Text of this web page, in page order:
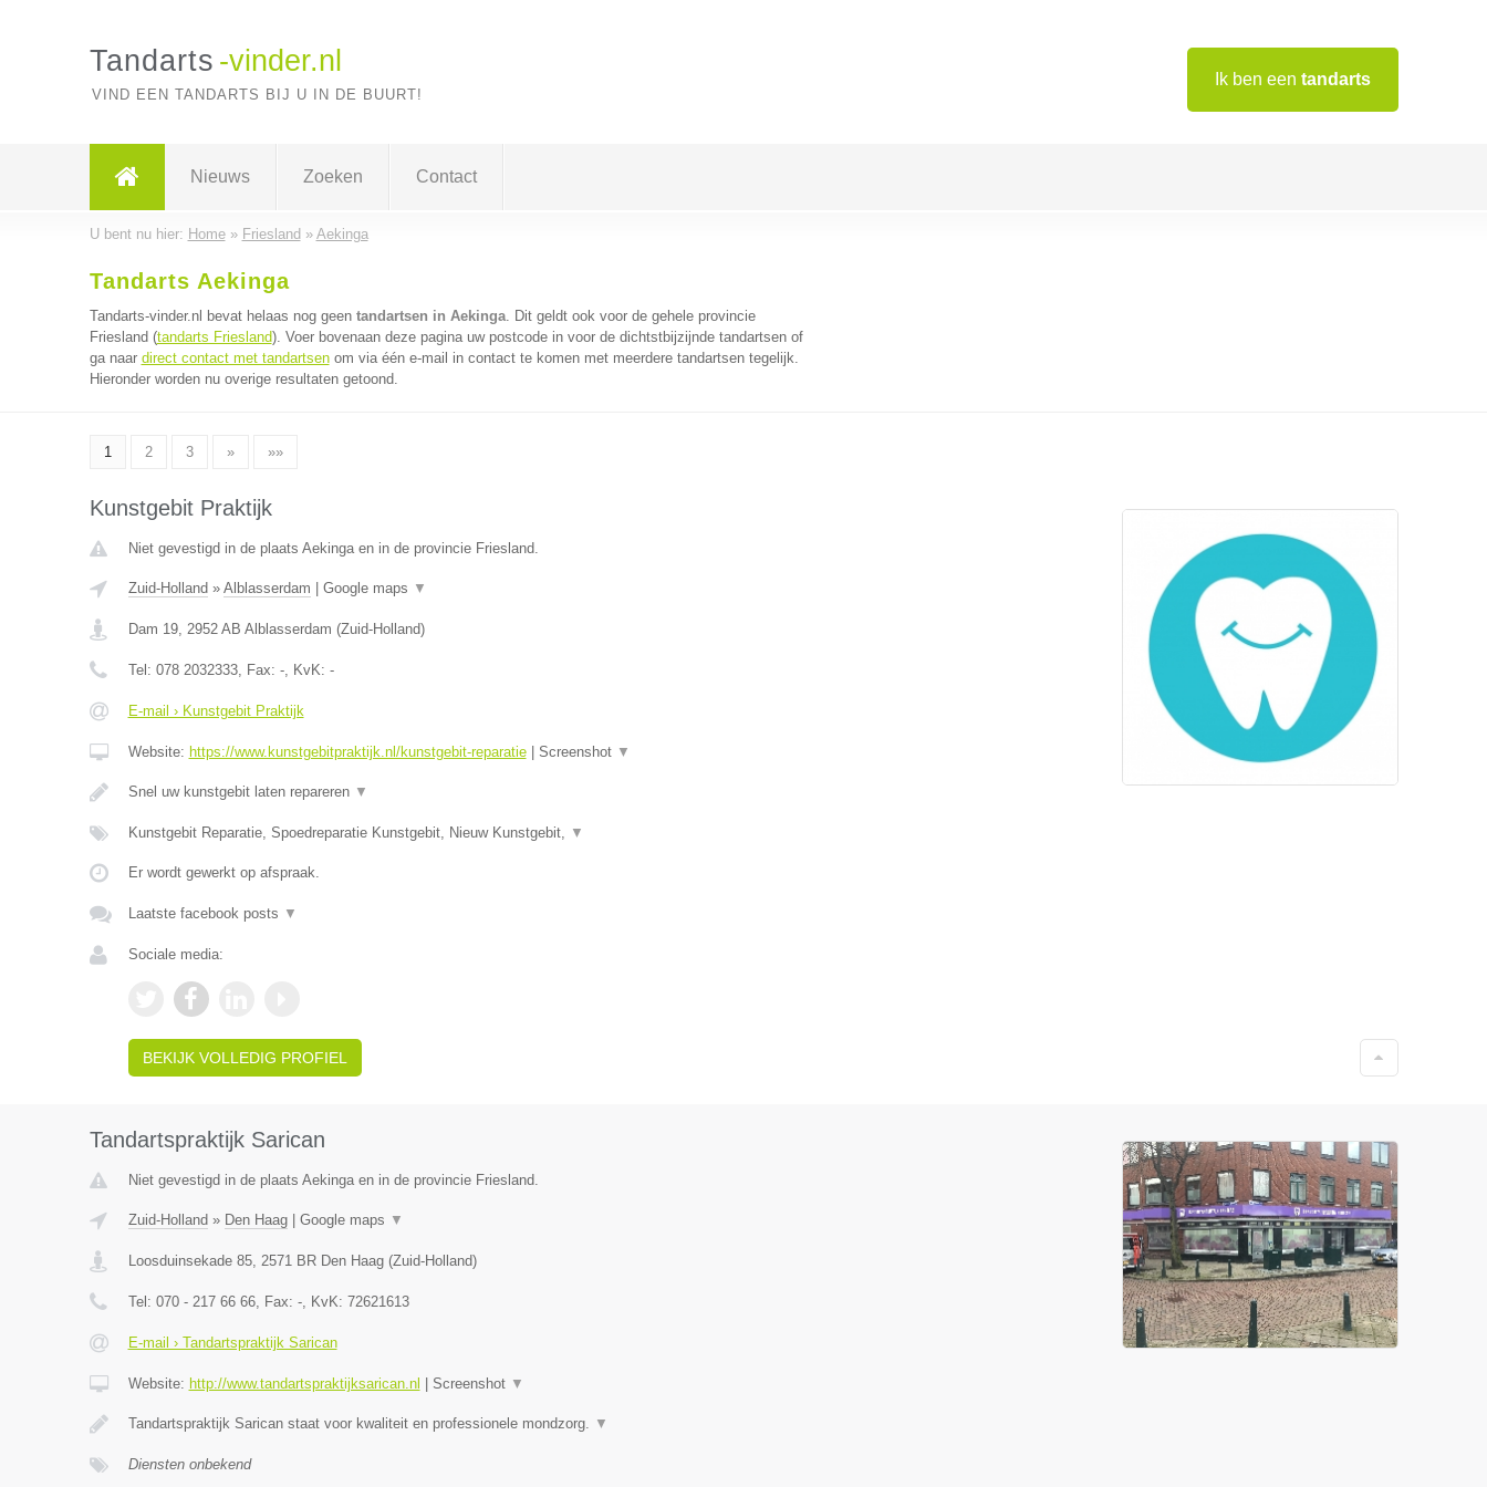
Ik ben een tandarts
Tandarts -vinder.nl
VIND EEN TANDARTS BIJ U IN DE BUURT!
Nieuws Zoeken Contact
U bent nu hier: Home» Friesland » Aekinga
Tandarts Aekinga
Tandarts-vinder.nl bevat helaas nog geen tandartsen in Aekinga. Dit geldt ook voor de gehele provincie
Friesland (tandarts Friesland). Voer bovenaan deze pagina uw postcode in voor de dichtstbijzijnde tandartsen of
ga naar direct contact met tandartsenom via één e-mail in contact te komen met meerdere tandartsen tegelijk.
Hieronder worden nu overige resultaten getoond.
1 2 3 » »»
Kunstgebit Praktijk
Niet gevestigd in de plaats Aekinga en in de provincie Friesland.
Zuid-Holland » Alblasserdam Google maps ▼
Dam 19, 2952 AB Alblasserdam (Zuid-Holland)
Tel: 078 2032333, Fax: -, KvK: -
E-mail › Kunstgebit Praktijk
Website: https://www.kunstgebitpraktijk.nl/kunstgebit-reparatie| Screenshot ▼
Snel uw kunstgebit laten repareren ▼
Kunstgebit Reparatie, Spoedreparatie Kunstgebit, Nieuw Kunstgebit, ▼
Er wordt gewerkt op afspraak.
Laatste facebook posts ▼
Sociale media:
BEKIJK VOLLEDIG PROFIEL
Tandartspraktijk Sarican
Niet gevestigd in de plaats Aekinga en in de provincie Friesland.
Zuid-Holland » Den Haag| Google maps ▼
Loosduinsekade 85, 2571 BR Den Haag(Zuid-Holland)
Tel: 070 - 217 66 66, Fax: -, KvK: 72621613
E-mail › Tandartspraktijk Sarican
Website: http://www.tandartspraktijksarican.nl Screenshot ▼
Tandartspraktijk Sarican staat voor kwaliteit en professionele mondzorg. ▼
Diensten onbekend